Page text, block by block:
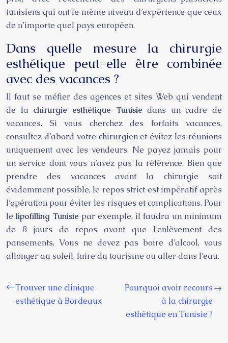
tunisiens qui ont le même niveau d’expérience que ceux
de n’importe quel pays européen.
Dans quelle mesure la chirurgie
esthétique peut-elle être combinée
avec des vacances ?
Il faut se méfier des agences et sites Web qui vendent
de la chirurgie esthétique Tunisie dans un cadre de
vacances. Si vous cherchez des forfaits vacances,
consultez d’abord votre chirurgien et évitez les réunions
uniquement avec les vendeurs. Ne payez jamais pour
un service dont vous n’avez pas la référence. Bien que
prendre des vacances avant la chirurgie soit
évidemment possible, le repos strict est impératif après
l’opération pour éviter les risques et complications. Pour
le lipofilling Tunisie par exemple, il faudra un minimum
de 8 jours de repos avant que l’enlèvement des
pansements. Vous ne devez pas boire d’alcool, vous
allonger au soleil, faire du tourisme ou aller dans l’eau.
Trouver une clinique
esthétique à Bordeaux
Pourquoi avoir recours
à la chirurgie
esthétique en Tunisie ?